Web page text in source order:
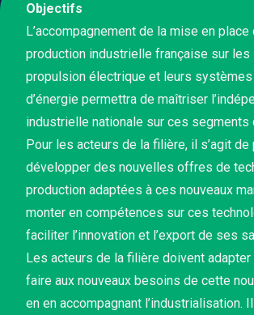
Objectifs
L’accompagnement de la mise en place
production industrielle française sur
propulsion électrique et leurs
d’énergie permettra de maîtriser
industrielle nationale sur ces segments
Pour les acteurs de la filière, il s’agit de
développer des nouvelles offres de
production adaptées à ces nouveaux
monter en compétences sur ces
faciliter l’innovation et l’export de ses
Les acteurs de la filière doivent
faire aux nouveaux besoins de cette
en en accompagnant l’industrialisation. Il